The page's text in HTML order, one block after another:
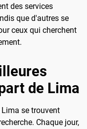
des services
que d'autres se
ceux qui cherchent
de Lima
se trouvent
Chaque jour,